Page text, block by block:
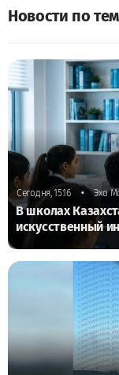
Новости по
Сегодня, 15:16 • Эхо
В школах
искусственный